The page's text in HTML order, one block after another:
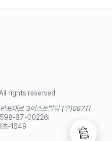
rights reserved
포대로 3이스트빌딩 (우)06711
598-87-00226
초-1649